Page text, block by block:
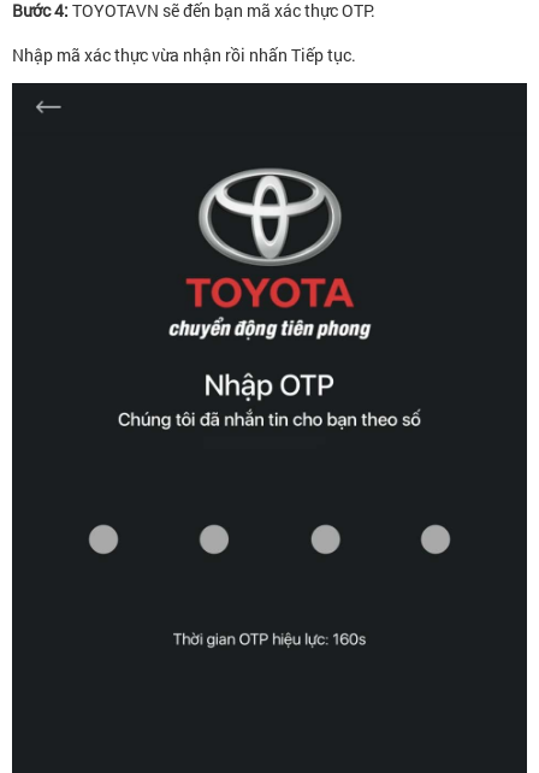
Bước 4: TOYOTAVN sẽ đến bạn mã xác thực OTP.
Nhập mã xác thực vừa nhận rồi nhấn Tiếp tục.